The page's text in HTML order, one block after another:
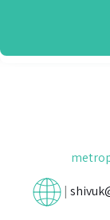
|